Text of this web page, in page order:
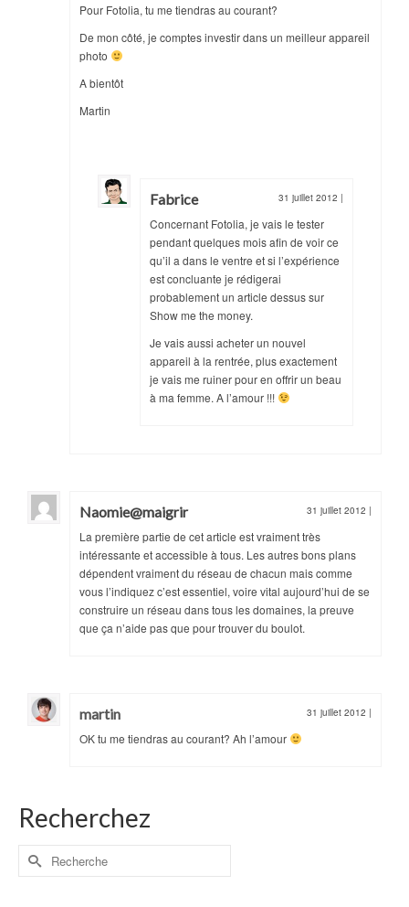
Pour Fotolia, tu me tiendras au courant?
De mon côté, je comptes investir dans un meilleur appareil
photo
A bientôt
Martin
Fabrice 31 juillet 2012 |
Concernant Fotolia, je vais le tester
pendant quelques mois afin de voir ce
qu’il a dans le ventre et si l’expérience
est concluante je rédigerai
probablement un article dessus sur
Show me the money.
Je vais aussi acheter un nouvel
appareil à la rentrée, plus exactement
je vais me ruiner pour en offrir un beau
à ma femme. A l’amour !!!
Naomie@maigrir 31 juillet 2012 |
La première partie de cet article est vraiment très
intéressante et accessible à tous. Les autres bons plans
dépendent vraiment du réseau de chacun mais comme
vous l’indiquez c’est essentiel, voire vital aujourd’hui de se
construire un réseau dans tous les domaines, la preuve
que ça n’aide pas que pour trouver du boulot.
martin 31 juillet 2012 |
OK tu me tiendras au courant? Ah l’amour
Recherchez